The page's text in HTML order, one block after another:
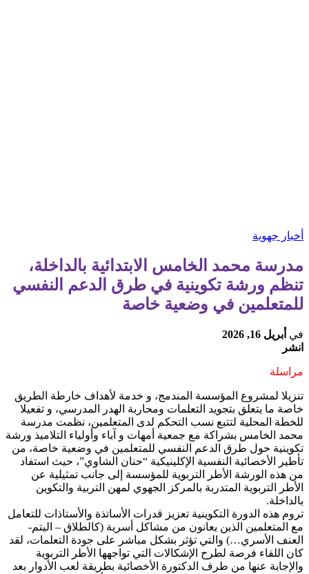
أخبار جهوية
مدرسة محمد الخامس الابتدائية بالداخلة،
تنظم ورشة تكوينية في طرق الدعم النفسي
للمتعلمين في وضعية خاصة
في أبريل 16, 2026
انشر
مراسلة
تنزيلا لمشروع المؤسسة المندمج، و خدمة لأهداف خارطة الطريق
خاصة ما يتعلق بتجويد التعلمات ومحاربة الهدر المدرسي، و تفعيلا
للخطة المحلية لتتبع نسب التحكم لدى المتعلمين، نظمت مدرسة
محمد الخامس بشراكة مع جمعية أمهات و آباء وأولياء التلاميذ ورشة
تكوينية حول طرق الدعم النفسي للمتعلمين في وضعية خاصة، من
تأطير الأخصائية النفسية الإكلينيكية “حنان الشاوي”، حيث استفاد
من هذه الورشة الأطر التربوية للمؤسسة إلى جانب تمثيلية عن
الأطر التربوية المتدربة بالمركز الجهوي لمهن التربية والتكوين
بالداخلة.
تروم هذه الدورة التكوينية تعزيز قدرات الأساتذة والأستاذات للتعامل
مع المتعلمين الذين يعانون من مشاكل أسرية (كالطلاق – اليتم-
العنف الأسري…) والتي تؤثر بشكل مباشر على جودة التعلمات، لقد
كان اللقاء فرصة لطرح الإشكالات التي تواجهها الأطر التربوية
والإجابة عنها من طرف الدكتورة الأخصائية بطريقة لعب الأدوار بعد